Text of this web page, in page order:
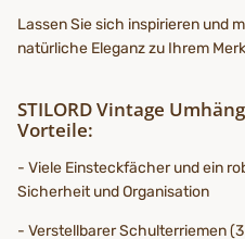
Lassen Sie sich inspirieren und
natürliche Eleganz zu Ihrem
STILORD Vintage
Vorteile:
- Viele Einsteckfächer und ein
Sicherheit und Organisation
- Verstellbarer Schulterriemen